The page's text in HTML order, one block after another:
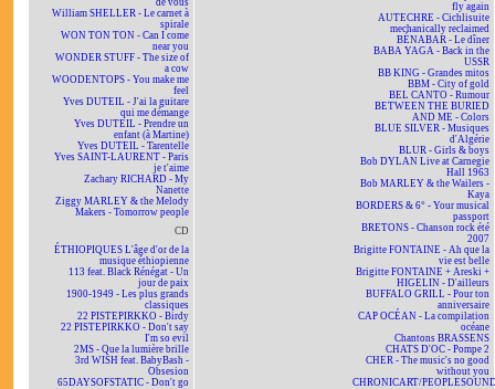
de vous
William SHELLER - Le carnet à
spirale
WON TON TON - Can I come
near you
WONDER STUFF - The size of
a cow
WOODENTOPS - You make me
feel
Yves DUTEIL - J'ai la guitare
qui me démange
Yves DUTEIL - Prendre un
enfant (à Martine)
Yves DUTEIL - Tarentelle
Yves SAINT-LAURENT - Paris
je t'aime
Zachary RICHARD - My
Nanette
Ziggy MARLEY & the Melody
Makers - Tomorrow people
CD
ÉTHIOPIQUES L'âge d'or de la
musique éthiopienne
113 feat. Black Rénégat - Un
jour de paix
1900-1949 - Les plus grands
classiques
22 PISTEPIRKKO - Birdy
22 PISTEPIRKKO - Don't say
I'm so evil
2MS - Que la lumière brille
3rd WISH feat. BabyBash -
Obsesion
65DAYSOFSTATIC - Don't go
fly again
AUTECHRE - Cichlisuite
mechanically reclaimed
BÉNABAR - Le dîner
BABA YAGA - Back in the
USSR
BB KING - Grandes mitos
BBM - City of gold
BEL CANTO - Rumour
BETWEEN THE BURIED
AND ME - Colors
BLUE SILVER - Musiques
d'Algérie
BLUR - Girls & boys
Bob DYLAN Live at Carnegie
Hall 1963
Bob MARLEY & the Wailers -
Kaya
BORDERS & 6° - Your musical
passport
BRETONS - Chanson rock été
2007
Brigitte FONTAINE - Ah que la
vie est belle
Brigitte FONTAINE + Areski +
HIGELIN - D'ailleurs
BUFFALO GRILL - Pour ton
anniversaire
CAP OCÉAN - La compilation
océane
Chantons BRASSENS
CHATS D'OC - Pompe 2
CHER - The music's no good
without you
CHRONICART/